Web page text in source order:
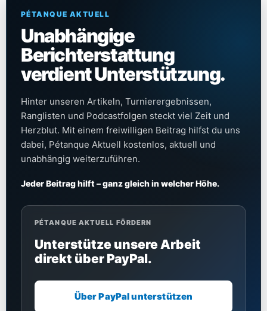
PÉTANQUE AKTUELL
Unabhängige
Berichterstattung
verdient Unterstützung.
Hinter unseren Artikeln, Turnierergebnissen,
Ranglisten und Podcastfolgen steckt viel Zeit und
Herzblut. Mit einem freiwilligen Beitrag hilfst du uns
dabei, Pétanque Aktuell kostenlos, aktuell und
unabhängig weiterzuführen.
Jeder Beitrag hilft – ganz gleich in welcher Höhe.
PÉTANQUE AKTUELL FÖRDERN
Unterstütze unsere Arbeit
direkt über PayPal.
Über PayPal unterstützen